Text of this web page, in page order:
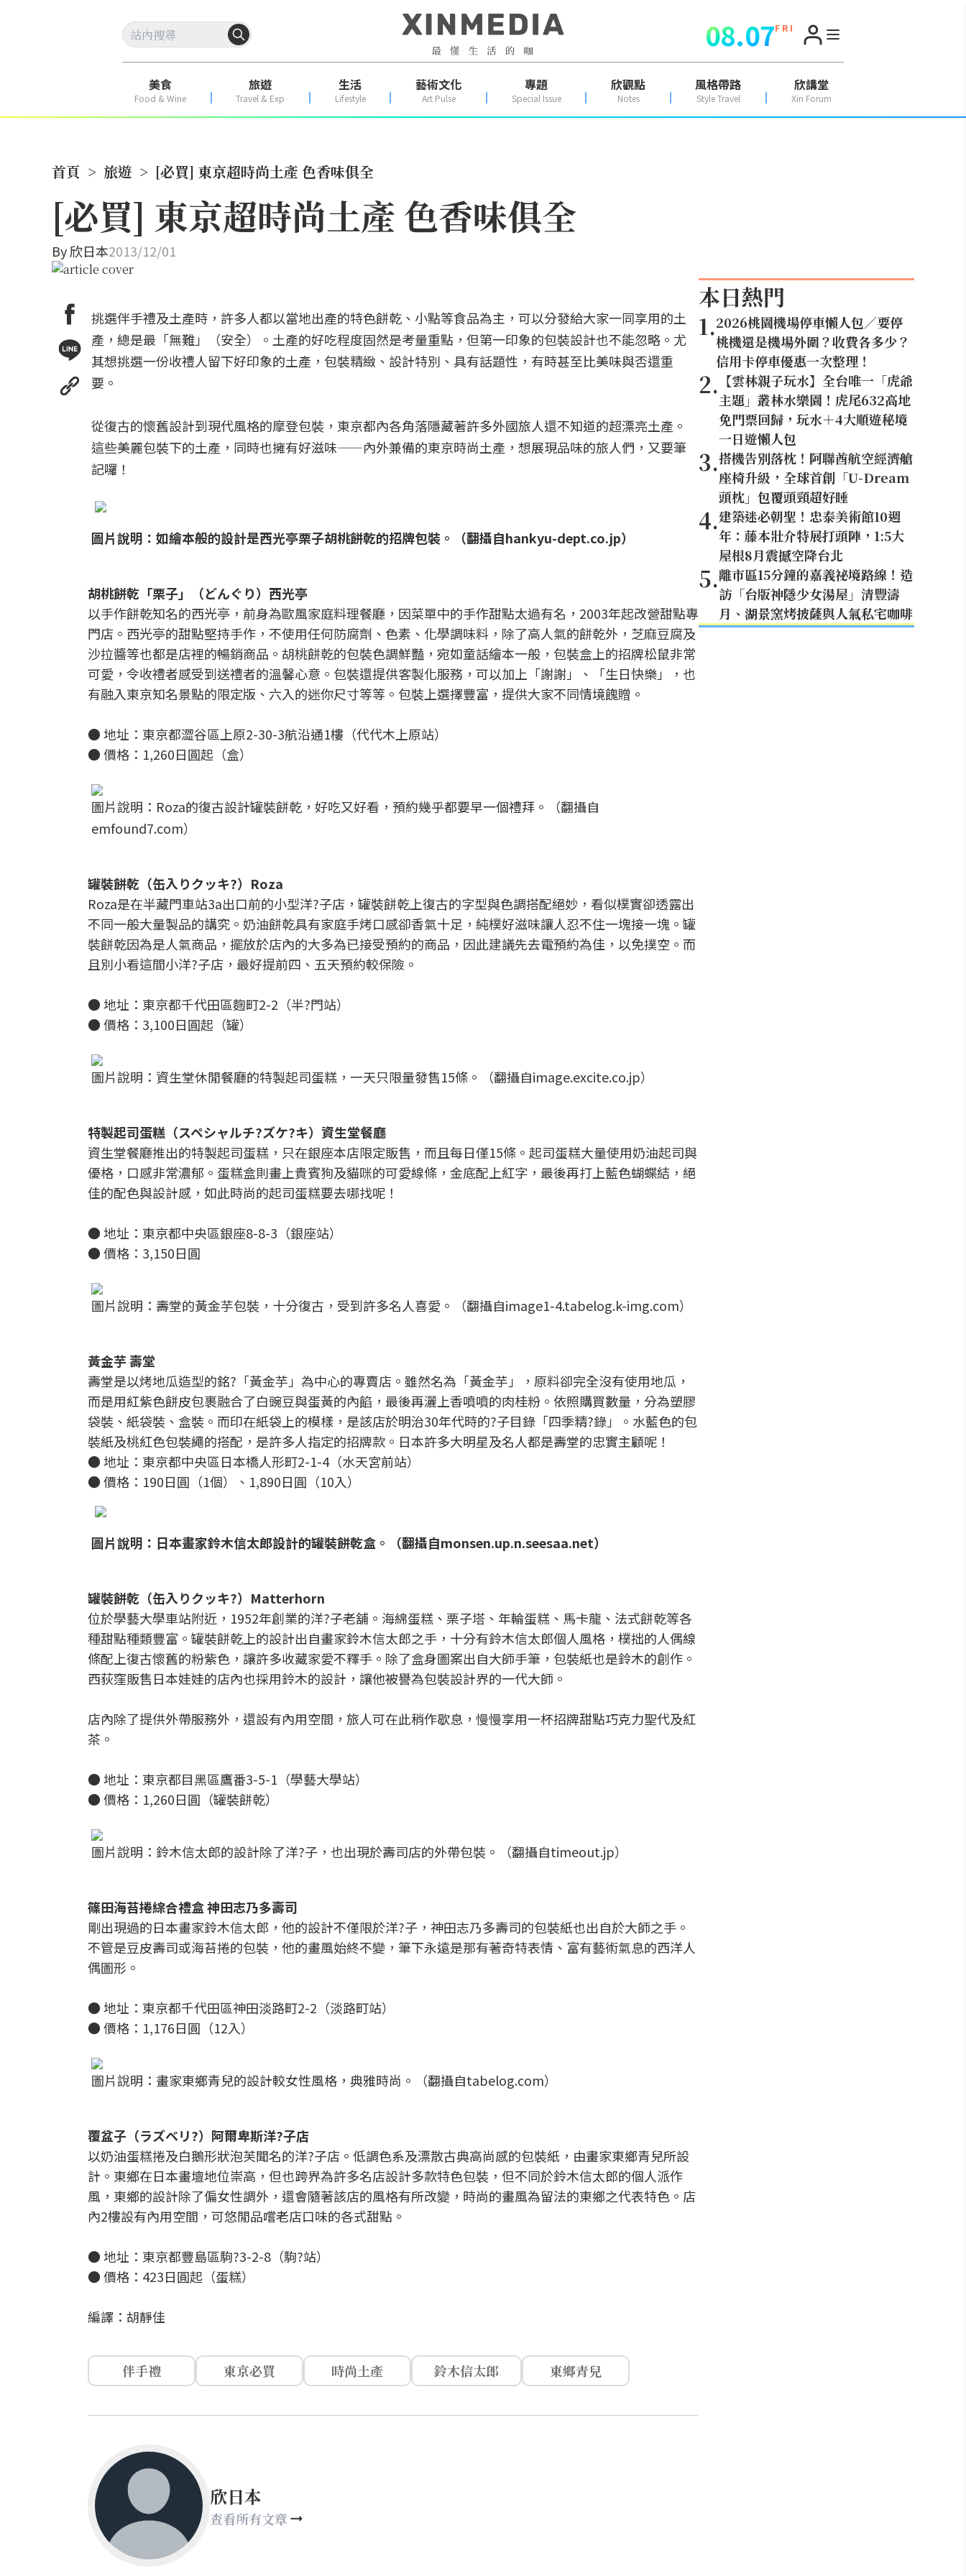
08.07F R I
美食
Food & Wine
旅遊
Travel & Exp
生活
Lifestyle
藝術文化
Art Pulse
專題
Special Issue
欣觀點
Notes
風格帶路
Style Travel
欣講堂
Xin Forum
首頁 > 旅遊 > [必買] 東京超時尚土產 色香味俱全
[必買] 東京超時尚土產 色香味俱全
By欣日本2013/12/01
挑選伴手禮及土產時，許多人都以當地出產的特色餅乾、小點等食品為主，可以分發給大家一同享用的土
產，總是最「無難」（安全）。土產的好吃程度固然是考量重點，但第一印象的包裝設計也不能忽略。尤
其想挑選一份收禮人留下好印象的土產，包裝精緻、設計特別、具有話題性，有時甚至比美味與否還重
要。
從復古的懷舊設計到現代風格的摩登包裝，東京都內各角落隱藏著許多外國旅人還不知道的超漂亮土產。
這些美麗包裝下的土產，同時也擁有好滋味——內外兼備的東京時尚土產，想展現品味的旅人們，又要筆
記囉！
圖片說明：如繪本般的設計是西光亭栗子胡桃餅乾的招牌包裝。（翻攝自hankyu-dept.co.jp）
胡桃餅乾「栗子」（どんぐり）西光亭
以手作餅乾知名的西光亭，前身為歐風家庭料理餐廳，因菜單中的手作甜點太過有名，2003年起改營甜點專
門店。西光亭的甜點堅持手作，不使用任何防腐劑、色素、化學調味料，除了高人氣的餅乾外，芝麻豆腐及
沙拉醬等也都是店裡的暢銷商品。胡桃餅乾的包裝色調鮮豔，宛如童話繪本一般，包裝盒上的招牌松鼠非常
可愛，令收禮者感受到送禮者的溫馨心意。包裝還提供客製化服務，可以加上「謝謝」、「生日快樂」，也
有融入東京知名景點的限定版、六入的迷你尺寸等等。包裝上選擇豐富，提供大家不同情境餽贈。
● 地址：東京都澀谷區上原2-30-3航沿通1樓（代代木上原站）
● 價格：1,260日圓起（盒）
圖片說明：Roza的復古設計罐裝餅乾，好吃又好看，預約幾乎都要早一個禮拜。（翻攝自
emfound7.com）
罐裝餅乾（缶入りクッキ?）Roza
Roza是在半藏門車站3a出口前的小型洋?子店，罐裝餅乾上復古的字型與色調搭配絕妙，看似樸實卻透露出
不同一般大量製品的講究。奶油餅乾具有家庭手烤口感卻香氣十足，純樸好滋味讓人忍不住一塊接一塊。罐
裝餅乾因為是人氣商品，擺放於店內的大多為已接受預約的商品，因此建議先去電預約為佳，以免撲空。而
且別小看這間小洋?子店，最好提前四、五天預約較保險。
● 地址：東京都千代田區麴町2-2（半?門站）
● 價格：3,100日圓起（罐）
圖片說明：資生堂休閒餐廳的特製起司蛋糕，一天只限量發售15條。（翻攝自image.excite.co.jp）
特製起司蛋糕（スペシャルチ?ズケ?キ）資生堂餐廳
資生堂餐廳推出的特製起司蛋糕，只在銀座本店限定販售，而且每日僅15條。起司蛋糕大量使用奶油起司與
優格，口感非常濃郁。蛋糕盒則畫上貴賓狗及貓咪的可愛線條，金底配上紅字，最後再打上藍色蝴蝶結，絕
佳的配色與設計感，如此時尚的起司蛋糕要去哪找呢！
● 地址：東京都中央區銀座8-8-3（銀座站）
● 價格：3,150日圓
圖片說明：壽堂的黃金芋包裝，十分復古，受到許多名人喜愛。（翻攝自image1-4.tabelog.k-img.com）
黃金芋 壽堂
壽堂是以烤地瓜造型的銘?「黃金芋」為中心的專賣店。雖然名為「黃金芋」，原料卻完全沒有使用地瓜，
而是用紅紫色餅皮包裹融合了白豌豆與蛋黃的內餡，最後再灑上香噴噴的肉桂粉。依照購買數量，分為塑膠
袋裝、紙袋裝、盒裝。而印在紙袋上的模樣，是該店於明治30年代時的?子目錄「四季精?錄」。水藍色的包
裝紙及桃紅色包裝繩的搭配，是許多人指定的招牌款。日本許多大明星及名人都是壽堂的忠實主顧呢！
● 地址：東京都中央區日本橋人形町2-1-4（水天宮前站）
● 價格：190日圓（1個）、1,890日圓（10入）
圖片說明：日本畫家鈴木信太郎設計的罐裝餅乾盒。（翻攝自monsen.up.n.seesaa.net）
罐裝餅乾（缶入りクッキ?）Matterhorn
位於學藝大學車站附近，1952年創業的洋?子老舖。海綿蛋糕、栗子塔、年輪蛋糕、馬卡龍、法式餅乾等各
種甜點種類豐富。罐裝餅乾上的設計出自畫家鈴木信太郎之手，十分有鈴木信太郎個人風格，樸拙的人偶線
條配上復古懷舊的粉紫色，讓許多收藏家愛不釋手。除了盒身圖案出自大師手筆，包裝紙也是鈴木的創作。
西荻窪販售日本娃娃的店內也採用鈴木的設計，讓他被譽為包裝設計界的一代大師。
店內除了提供外帶服務外，還設有內用空間，旅人可在此稍作歇息，慢慢享用一杯招牌甜點巧克力聖代及紅
茶。
● 地址：東京都目黑區鷹番3-5-1（學藝大學站）
● 價格：1,260日圓（罐裝餅乾）
圖片說明：鈴木信太郎的設計除了洋?子，也出現於壽司店的外帶包裝。（翻攝自timeout.jp）
篠田海苔捲綜合禮盒 神田志乃多壽司
剛出現過的日本畫家鈴木信太郎，他的設計不僅限於洋?子，神田志乃多壽司的包裝紙也出自於大師之手。
不管是豆皮壽司或海苔捲的包裝，他的畫風始終不變，筆下永遠是那有著奇特表情、富有藝術氣息的西洋人
偶圖形。
● 地址：東京都千代田區神田淡路町2-2（淡路町站）
● 價格：1,176日圓（12入）
圖片說明：畫家東鄉青兒的設計較女性風格，典雅時尚。（翻攝自tabelog.com）
覆盆子（ラズベリ?）阿爾卑斯洋?子店
以奶油蛋糕捲及白鵝形狀泡芙聞名的洋?子店。低調色系及漂散古典高尚感的包裝紙，由畫家東鄉青兒所設
計。東鄉在日本畫壇地位崇高，但也跨界為許多名店設計多款特色包裝，但不同於鈴木信太郎的個人派作
風，東鄉的設計除了偏女性調外，還會隨著該店的風格有所改變，時尚的畫風為留法的東鄉之代表特色。店
內2樓設有內用空間，可悠閒品嚐老店口味的各式甜點。
● 地址：東京都豐島區駒?3-2-8（駒?站）
● 價格：423日圓起（蛋糕）
編譯：胡靜佳
伴手禮 東京必買 時尚土產 鈴木信太郎 東鄉青兒
欣日本
查看所有文章
本日熱門
1.2026桃園機場停車懶人包／要停
桃機還是機場外圍？收費各多少？
信用卡停車優惠一次整理！
2. 【雲林親子玩水】全台唯一「虎爺
主題」叢林水樂園！虎尾632高地
免門票回歸，玩水＋4大順遊秘境
一日遊懶人包
3.搭機告別落枕！阿聯酋航空經濟艙
座椅升級，全球首創「U-Dream
頭枕」包覆頭頸超好睡
4.建築迷必朝聖！忠泰美術館10週
年：藤本壯介特展打頭陣，1:5大
屋根8月震撼空降台北
5.離市區15分鐘的嘉義祕境路線！造
訪「台版神隱少女湯屋」清豐濤
月、湖景窯烤披薩與人氣私宅咖啡